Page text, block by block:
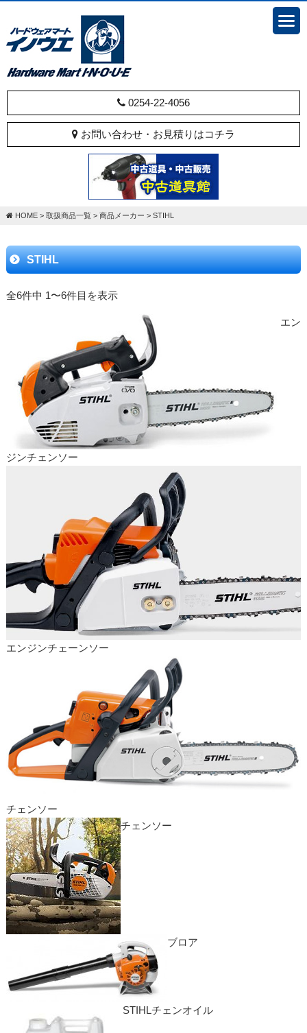
0254-22-4056
お問い合わせ・お見積りはコチラ
HOME> 取扱商品一覧> 商品メーカー > STIHL
STIHL
全6件中 1〜6件目を表示
エン
ジンチェンソー
エンジンチェーンソー
チェンソー
チェンソー
ブロア
STIHLチェンオイル